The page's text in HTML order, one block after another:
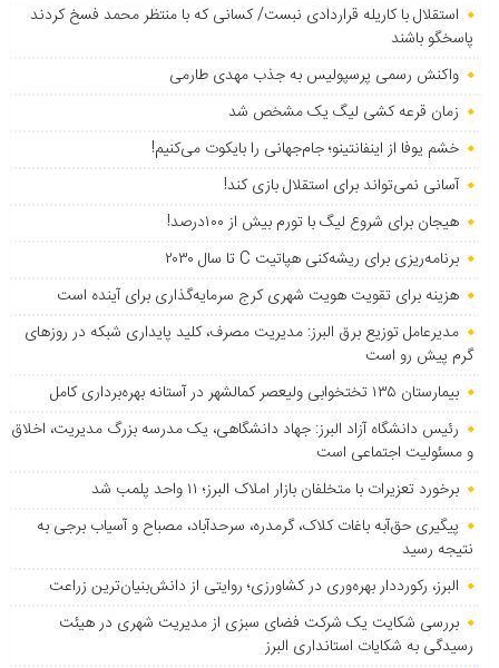
استقلال با کاریله قراردادی نبست/ کسانی که با منتظر محمد فسخ کردند
پاسخگو باشند
واکنش رسمی پرسپولیس به جذب مهدی طارمی
زمان قرعه کشی لیگ یک مشخص شد
خشم یوفا از اینفانتینو؛ جام‌جهانی را بایکوت می‌کنیم!
آسانی نمی‌تواند برای استقلال بازی کند!
هیجان برای شروع لیگ با تورم بیش از ۱۰۰درصد!
برنامه‌ریزی برای ریشه‌کنی هپاتیت C تا سال ۲۰۳۰
هزینه برای تقویت هویت شهری کرج سرمایه‌گذاری برای آینده است
مدیرعامل توزیع برق البرز: مدیریت مصرف، کلید پایداری شبکه در روزهای
گرم پیش رو است
بیمارستان ۱۳۵ تختخوابی ولیعصر کمالشهر در آستانه بهره‌برداری کامل
رئیس دانشگاه آزاد البرز: جهاد دانشگاهی، یک مدرسه بزرگ مدیریت، اخلاق
و مسئولیت اجتماعی است
برخورد تعزیرات با متخلفان بازار املاک البرز؛ ۱۱ واحد پلمب شد
پیگیری حق‌آبه باغات کلاک، گرمدره، سرحدآباد، مصباح و آسیاب برجی به
نتیجه رسید
البرز، رکورددار بهره‌وری در کشاورزی؛ روایتی از دانش‌بنیان‌ترین زراعت
بررسی شکایت یک شرکت فضای سبزی از مدیریت شهری در هیئت
رسیدگی به شکایات استانداری البرز